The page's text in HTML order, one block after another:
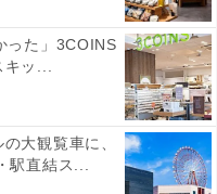
いました。そうなる
思うようになって筆者
のです。そんなある
びっくり。カズチーが
るので、普段の筆者な
別。迷わずカゴに入れ
った」3COINS
ッ...
大観覧車に、
駅直結ス...